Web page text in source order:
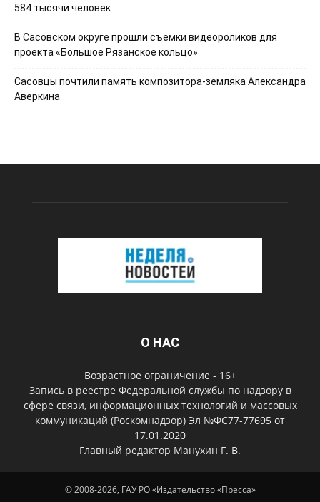
584 тысячи человек
В Сасовском округе прошли съемки видеороликов для
проекта «Большое Рязанское кольцо»
Сасовцы почтили память композитора-земляка Александра
Аверкина
О НАС
Возрастное ограничение - 16+
Запись в реестре Федеральной службы по надзору в
сфере связи, информационных технологий и массовых
коммуникаций (Роскомнадзор) Эл №ФС77-77695 от
17.01.2020
Главный редактор Манухин Г. В.
© 2008-2026, ГАУ РО «Издательство «Пресса»